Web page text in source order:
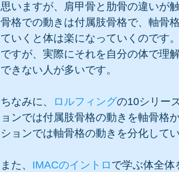
思いますが、肩甲骨と肋骨の違いが
骨格での動きは付属肢骨格で、軸骨
ていくと体は楽になっていくのです
ですが、実際にそれを自分の体で理
できない人が多いです。
ちなみに、 ロルフィングの10シリー
ョンでは付属肢骨格の動きを軸骨格
ションでは軸骨格の動きを分化してい
また、 IMACのイントロ で学ぶ体全体